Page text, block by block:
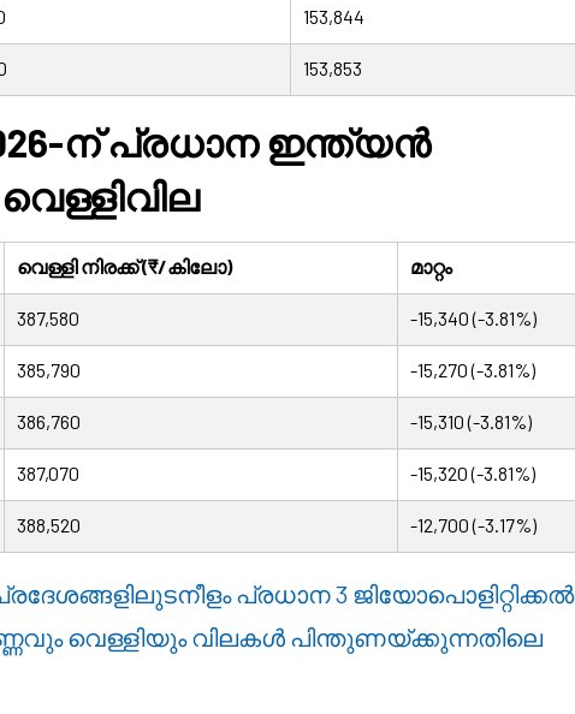
153,844
153,853
ന് പ്രധാന ഇന്ത്യൻ
വെള്ളി നിരക്ക് (₹/കിലോ) മാറ്റം
387,580 -15,340 (-3.81%)
385,790 -15,270 (-3.81%)
386,760 -15,310 (-3.81%)
387,070 -15,320 (-3.81%)
388,520 -12,700 (-3.17%)
പ്രധാന 3 ജിയോപൊളിറ്റിക്കൽ
വെള്ളിയും വിലകൾ പിന്തുണയ്ക്കുന്നതിലെ